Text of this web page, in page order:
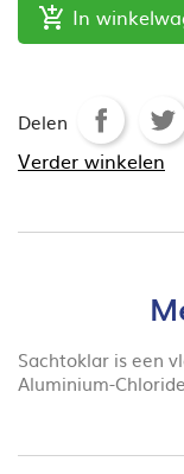
 In
Delen
Verder winkelen
Sachtoklar is een
Aluminium-